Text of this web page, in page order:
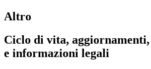
Altro
Ciclo di vita,
e informazioni legali